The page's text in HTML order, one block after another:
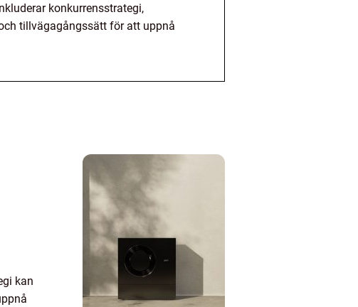
konkurrensstrategi,
tillvägagångssätt för att uppnå
kan